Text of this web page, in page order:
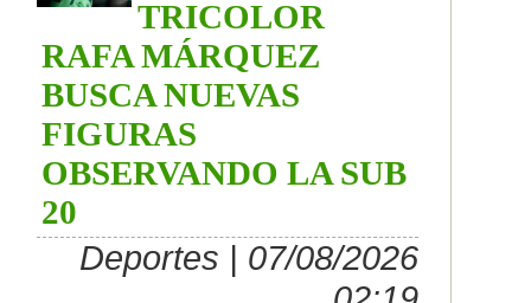
TRICOLOR
RAFA MÁRQUEZ
BUSCA NUEVAS
FIGURAS
OBSERVANDO LA SUB
20
Deportes | 07/08/2026